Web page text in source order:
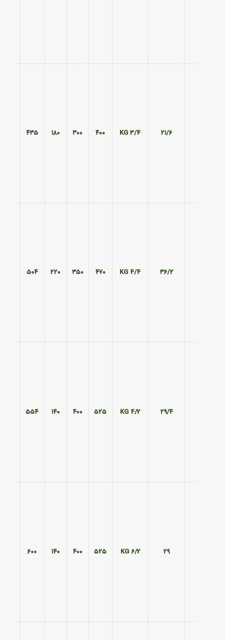
۲۱/۶ 3/4 KG ۴۰۰ ۳۰۰ ۱۸۰ ۴۳۵
۳۶/۲ 4/4 KG ۴۷۰ ۳۵۰ ۲۲۰ ۵۰۴
۲۹/۴ 4/2 KG ۵۲۵ ۴۰۰ ۱۴۰ ۵۵۴
۲۹ 6/2 KG ۵۲۵ ۴۰۰ ۱۴۰ ۶۰۰